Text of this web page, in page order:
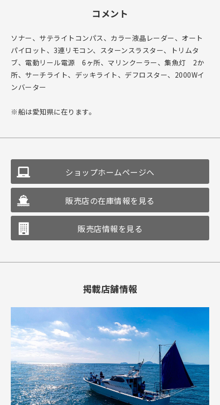
コメント
ソナー、サテライトコンパス、カラー液晶レーダー、オート
パイロット、3連リモコン、スターンスラスター、トリムタ
ブ、電動リール電源 6ヶ所、マリンクーラー、集魚灯 2か
所、サーチライト、デッキライト、デフロスター、2000Wイ
ンバーター
※船は愛知県に在ります。
ショップホームページへ
販売店の在庫情報を見る
販売店情報を見る
掲載店舗情報